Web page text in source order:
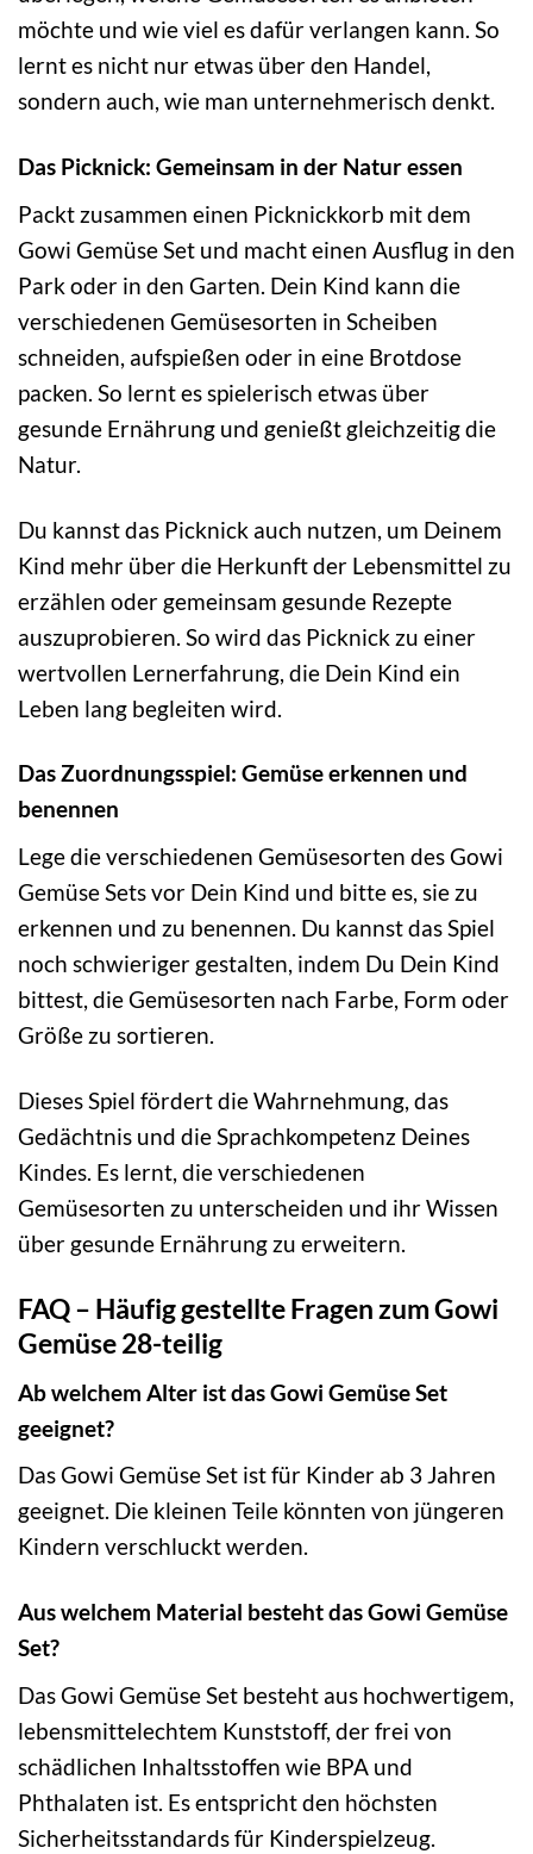
möchte und wie viel es dafür verlangen kann. So
lernt es nicht nur etwas über den Handel,
sondern auch, wie man unternehmerisch denkt.
Das Picknick: Gemeinsam in der Natur essen
Packt zusammen einen Picknickkorb mit dem
Gowi Gemüse Set und macht einen Ausflug in den
Park oder in den Garten. Dein Kind kann die
verschiedenen Gemüsesorten in Scheiben
schneiden, aufspießen oder in eine Brotdose
packen. So lernt es spielerisch etwas über
gesunde Ernährung und genießt gleichzeitig die
Natur.
Du kannst das Picknick auch nutzen, um Deinem
Kind mehr über die Herkunft der Lebensmittel zu
erzählen oder gemeinsam gesunde Rezepte
auszuprobieren. So wird das Picknick zu einer
wertvollen Lernerfahrung, die Dein Kind ein
Leben lang begleiten wird.
Das Zuordnungsspiel: Gemüse erkennen und
benennen
Lege die verschiedenen Gemüsesorten des Gowi
Gemüse Sets vor Dein Kind und bitte es, sie zu
erkennen und zu benennen. Du kannst das Spiel
noch schwieriger gestalten, indem Du Dein Kind
bittest, die Gemüsesorten nach Farbe, Form oder
Größe zu sortieren.
Dieses Spiel fördert die Wahrnehmung, das
Gedächtnis und die Sprachkompetenz Deines
Kindes. Es lernt, die verschiedenen
Gemüsesorten zu unterscheiden und ihr Wissen
über gesunde Ernährung zu erweitern.
FAQ – Häufig gestellte Fragen zum Gowi
Gemüse 28-teilig
Ab welchem Alter ist das Gowi Gemüse Set
geeignet?
Das Gowi Gemüse Set ist für Kinder ab 3 Jahren
geeignet. Die kleinen Teile könnten von jüngeren
Kindern verschluckt werden.
Aus welchem Material besteht das Gowi Gemüse
Set?
Das Gowi Gemüse Set besteht aus hochwertigem,
lebensmittelechtem Kunststoff, der frei von
schädlichen Inhaltsstoffen wie BPA und
Phthalaten ist. Es entspricht den höchsten
Sicherheitsstandards für Kinderspielzeug.